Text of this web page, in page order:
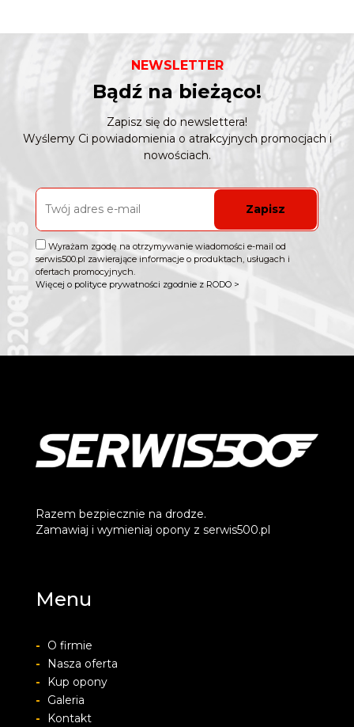
NEWSLETTER
Bądź na bieżąco!
Zapisz się do newslettera!
Wyślemy Ci powiadomienia o atrakcyjnych promocjach i
nowościach.
Zapisz
Wyrażam zgodę na otrzymywanie wiadomości e-mail od
serwis500.pl zawierające informacje o produktach, usługach i
ofertach promocyjnych.
Więcej o polityce prywatności zgodnie z RODO >
Razem bezpiecznie na drodze.
Zamawiaj i wymieniaj opony z serwis500.pl
Menu
-
O firmie
-
Nasza oferta
-
Kup opony
-
Galeria
-
Kontakt